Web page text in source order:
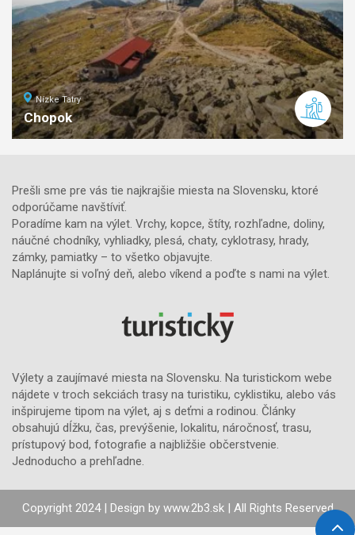
Nízke Tatry
Chopok
Prešli sme pre vás tie najkrajšie miesta na Slovensku, ktoré
odporúčame navštíviť.
Poradíme kam na výlet. Vrchy, kopce, štíty, rozhľadne, doliny,
náučné chodníky, vyhliadky, plesá, chaty, cyklotrasy, hrady,
zámky, pamiatky – to všetko objavujte.
Naplánujte si voľný deň, alebo víkend a poďte s nami na výlet.
Výlety a zaujímavé miesta na Slovensku. Na turistickom webe
nájdete v troch sekciách trasy na turistiku, cyklistiku, alebo vás
inšpirujeme tipom na výlet, aj s deťmi a rodinou. Články
obsahujú dĺžku, čas, prevýšenie, lokalitu, náročnosť, trasu,
prístupový bod, fotografie a najbližšie občerstvenie.
Jednoducho a prehľadne.
Copyright 2024 | Design by www.2b3.sk| All Rights Reserved